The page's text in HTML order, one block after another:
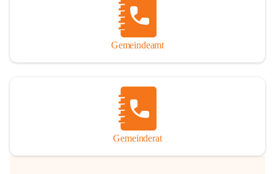
Gemeindeamt
Gemeinderat